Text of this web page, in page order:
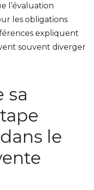
l’évaluation
les obligations
expliquent
souvent diverger
sa
le